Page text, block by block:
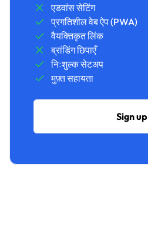
एडवांस सेटिंग
प्रगतिशील वेब ऐप (PWA)
वैयक्तिकृत लिंक
ब्रांडिंग छिपाएँ
निःशुल्क सेटअप
मुफ़्त सहायता
Sign up